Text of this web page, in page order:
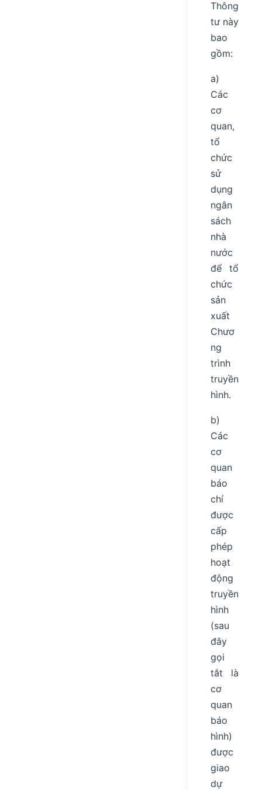
Thông
tư này
bao
gồm:
a)
Các
cơ
quan,
tổ
chức
sử
dụng
ngân
sách
nhà
nước
để tổ
chức
sản
xuất
Chươ
ng
trình
truyền
hình.
b)
Các
cơ
quan
báo
chí
được
cấp
phép
hoạt
động
truyền
hình
(sau
đây
gọi
tắt là
cơ
quan
báo
hình)
được
giao
dự